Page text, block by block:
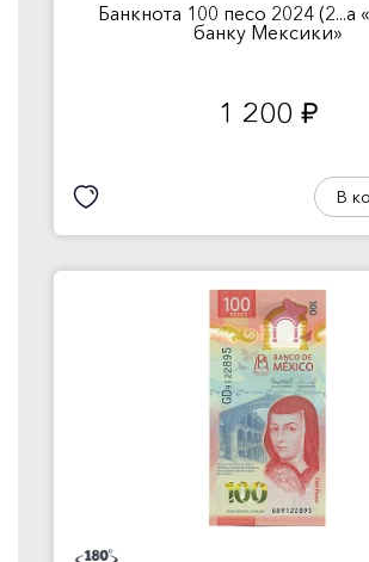
Банкнота 100 песо 2024 (2...а
банку Мексики»
1 200 руб.
В